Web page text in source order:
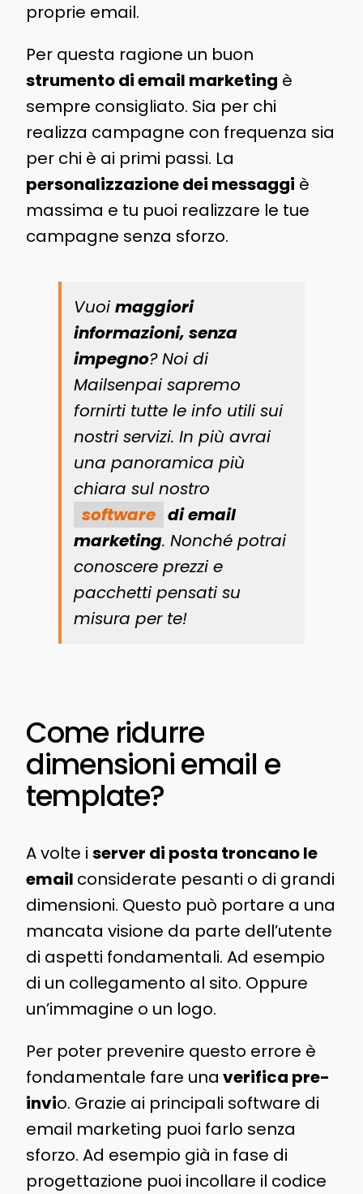
proprie email.
Per questa ragione un buon
strumento di email marketing è
sempre consigliato. Sia per chi
realizza campagne con frequenza sia
per chi è ai primi passi. La
personalizzazione dei messaggi è
massima e tu puoi realizzare le tue
campagne senza sforzo.
Vuoi maggiori
informazioni, senza
impegno? Noi di
Mailsenpai sapremo
fornirti tutte le info utili sui
nostri servizi. In più avrai
una panoramica più
chiara sul nostro
software di email
marketing. Nonché potrai
conoscere prezzi e
pacchetti pensati su
misura per te!
Come ridurre
dimensioni email e
template?
A volte i server di posta troncano le
email considerate pesanti o di grandi
dimensioni. Questo può portare a una
mancata visione da parte dell’utente
di aspetti fondamentali. Ad esempio
di un collegamento al sito. Oppure
un’immagine o un logo.
Per poter prevenire questo errore è
fondamentale fare una verifica pre-
invio. Grazie ai principali software di
email marketing puoi farlo senza
sforzo. Ad esempio già in fase di
progettazione puoi incollare il codice